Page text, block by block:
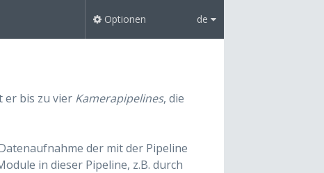
er bis zu vier Kamerapipelines, die
der mit der Pipeline
in dieser Pipeline, z.B. durch
Optionen de